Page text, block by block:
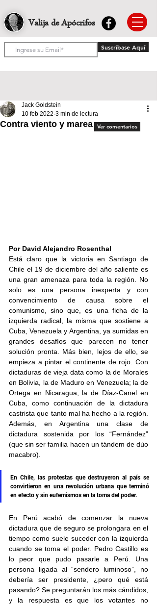
Valija de Apócrifos
Suscríbase Aquí
Contra viento y marea
Jack Goldstein
10 feb 2022 3 min de lectura
Por David Alejandro Rosenthal
Está claro que la victoria en Santiago de
Chile el 19 de diciembre del año saliente es
una gran amenaza para toda la región. No
solo es una persona inexperta y con
convencimiento de causa sobre el
comunismo, sino que, es una ficha de la
izquierda radical, la misma que sostiene a
Cuba, Venezuela y Argentina, ya sumidas en
grandes desafíos que parecen no tener
solución pronta. Más bien, lejos de ello, se
empieza a pintar el continente de rojo. Con
dictaduras de vieja data como la de Morales
en Bolivia, la de Maduro en Venezuela; la de
Ortega en Nicaragua; la de Díaz-Canel en
Cuba, como continuación de la dictadura
castrista que tanto mal ha hecho a la región.
Además, en Argentina una clase de
dictadura sostenida por los “Fernández”
(que sin ser familia hacen un tándem de dúo
macabro).
En Chile, las protestas que destruyeron al país se
convirtieron en una revolución urbana que terminó
en efecto y sin eufemismos en la toma del poder.
En Perú acabó de comenzar la nueva
dictadura que de seguro se prolongara en el
tiempo como suele suceder con la izquierda
cuando se toma el poder. Pedro Castillo es
lo peor que pudo pasarle a Perú. Una
persona ligada al “sendero luminoso”, no
debería ser presidente, ¿pero qué está
pasando? Se preguntarán los más cándidos,
y la respuesta es que los votantes no
Ver comentarios